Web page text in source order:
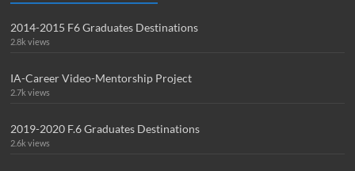
2014-2015 F6 Graduates Destinations
2.8k views
IA-Career Video-Mentorship Project
2.7k views
2019-2020 F.6 Graduates Destinations
2.6k views